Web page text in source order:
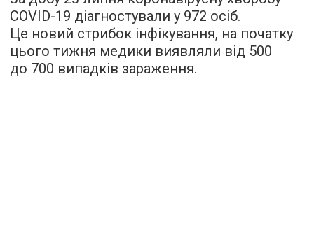
COVID-19 діагностували у 972 осіб.
Це новий стрибок інфікування, на початку
цього тижня медики виявляли від 500
до 700 випадків зараження.